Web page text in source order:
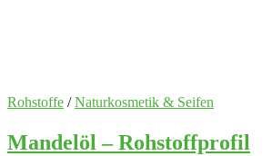
Rohstoffe /Naturkosmetik & Seifen
Mandelöl – Rohstoffprofil